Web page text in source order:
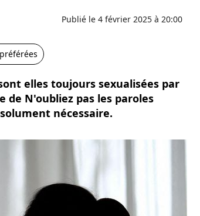
Publié le 4 février 2025 à 20:00
elles toujours sexualisées par
de N'oubliez pas les paroles
nécessaire.